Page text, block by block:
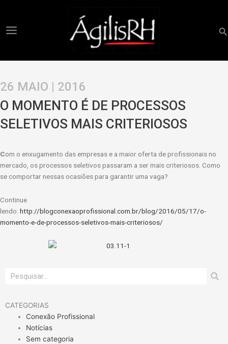
26 MAIO | 2016
O MOMENTO É DE PROCESSOS
SELETIVOS MAIS CRITERIOSOS
Com o enxugamento das empresas e a maior oferta de profissionais no
mercado, os processos seletivos passaram a ser mais criteriosos. Como
se comportar nessas ocasiões para garantir uma vaga?
Continue
lendo: http://blogconexaoprofissional.com.br/blog/2016/05/17/o-
momento-e-de-processos-seletivos-mais-criteriosos/
Pesquisar
CATEGORIAS
Conexão Profissional
Notícias
Sem categoria